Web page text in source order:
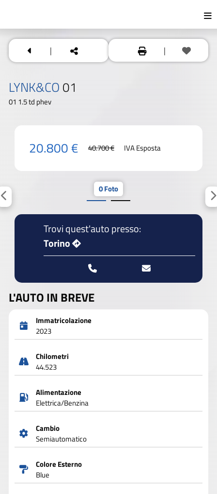
| |
LYNK&CO 01
01 1.5 td phev
20.800 € 40.700 € IVA Esposta
0 Foto
Trovi quest'auto presso:
Torino
L'AUTO IN BREVE
Immatricolazione
2023
Chilometri
44.523
Alimentazione
Elettrica/Benzina
Cambio
Semiautomatico
Colore Esterno
Blue